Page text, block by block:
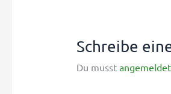
Schreibe
Du musst angemeldet